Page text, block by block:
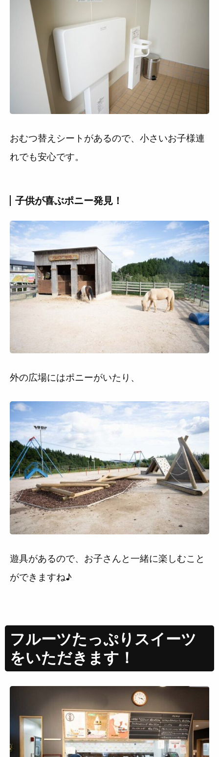
おむつ替えシートがあるので、小さいお子様連
れでも安心です。
子供が喜ぶポニー発見！
外の広場にはポニーがいたり、
遊具があるので、お子さんと一緒に楽しむこと
ができますね♪
フルーツたっぷりスイーツ
をいただきます！